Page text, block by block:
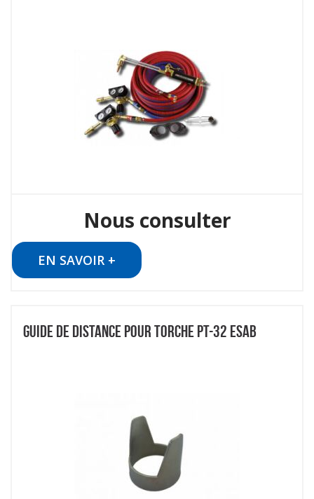
Nous consulter
EN SAVOIR +
GUIDE DE DISTANCE POUR TORCHE PT-32 ESAB